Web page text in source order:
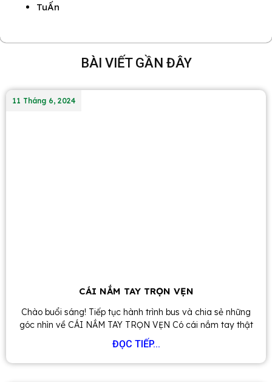
TuẤn
BÀI VIẾT GẦN ĐÂY
CÁI NẮM TAY TRỌN VẸN
11 Tháng 6, 2024
Chào buổi sáng! Tiếp tục hành trình bus và chia sẻ những
góc nhìn về CÁI NẮM TAY TRỌN VẸN Có cái nắm tay thật
ĐỌC TIẾP...